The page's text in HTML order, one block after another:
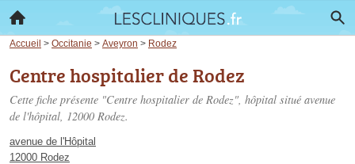
Accueil > Occitanie > Aveyron > Rodez
Centre hospitalier de Rodez
Cette fiche présente "Centre hospitalier de Rodez", hôpital situé avenue
de l'hôpital, 12000 Rodez.
avenue de l'Hôpital
12000 Rodez